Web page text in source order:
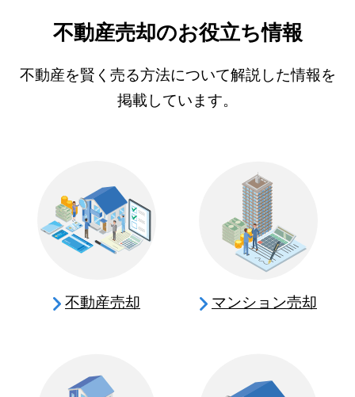
不動産売却のお役立ち情報
不動産を賢く売る方法について解説した情報を
掲載しています。
不動産売却 マンション売却